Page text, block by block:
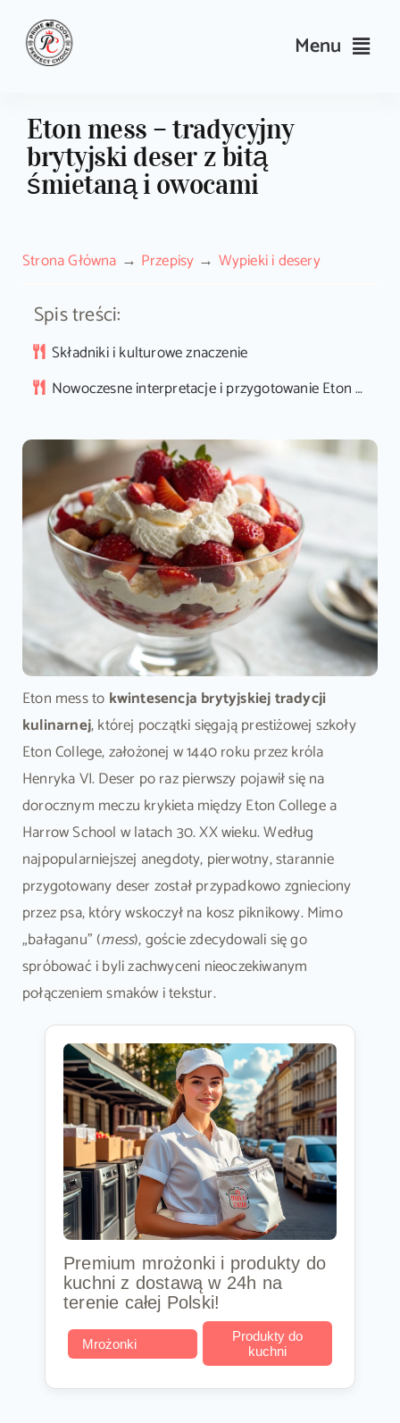
content
Menu
Kulinarne triki i porady
Search
Sklep PrimeCook
Eton mess – tradycyjny
brytyjski deser z bitą
śmietaną i owocami
Strona Główna Przepisy Wypieki i desery
Spis treści:
Składniki i kulturowe znaczenie
Nowoczesne interpretacje i przygotowanie Eton mess
Eton mess to kwintesencja brytyjskiej tradycji
kulinarnej, której początki sięgają prestiżowej szkoły
Eton College, założonej w 1440 roku przez króla
Henryka VI. Deser po raz pierwszy pojawił się na
dorocznym meczu krykieta między Eton College a
Harrow School w latach 30. XX wieku. Według
najpopularniejszej anegdoty, pierwotny, starannie
przygotowany deser został przypadkowo zgnieciony
przez psa, który wskoczył na kosz piknikowy. Mimo
„bałaganu” (mess), goście zdecydowali się go
spróbować i byli zachwyceni nieoczekiwanym
połączeniem smaków i tekstur.
Premium mrożonki i produkty do
kuchni z dostawą w 24h na
terenie całej Polski!
Mrożonki
Produkty do
kuchni